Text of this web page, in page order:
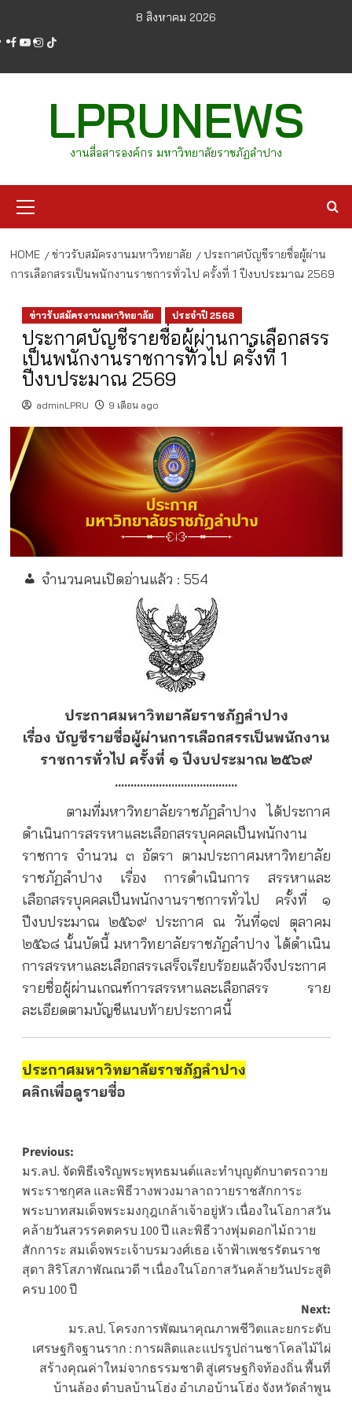
content
8 สิงหาคม 2026
facebook
youtube
instagram
tiktok
LPRUNEWS
งานสื่อสารองค์กร มหาวิทยาลัยราชภัฏลำปาง
Menu
HOME ข่าวรับสมัครงานมหาวิทยาลัย
ประกาศบัญชีรายชื่อผู้ผ่าน
การเลือกสรรเป็นพนักงานราชการทั่วไป ครั้งที่ 1 ปีงบประมาณ 2569
ข่าวรับสมัครงานมหาวิทยาลัย ประจำปี 2568
ประกาศบัญชีรายชื่อผู้ผ่านการเลือกสรร
เป็นพนักงานราชการทั่วไป ครั้งที่ 1
ปีงบประมาณ 2569
adminLPRU 9 เดือน ago
จำนวนคนเปิดอ่านแล้ว : 554
ประกาศมหาวิทยาลัยราชภัฏลำปาง
เรื่อง บัญชีรายชื่อผู้ผ่านการเลือกสรรเป็นพนักงาน
ราชการทั่วไป ครั้งที่ ๑ ปีงบประมาณ ๒๕๖๙
…………………………………
ตามที่มหาวิทยาลัยราชภัฏลำปาง ได้ประกาศ
ดำเนินการสรรหาและเลือกสรรบุคคลเป็นพนักงาน
ราชการ จำนวน ๓ อัตรา ตามประกาศมหาวิทยาลัย
ราชภัฏลำปาง เรื่อง การดำเนินการ สรรหาและ
เลือกสรรบุคคลเป็นพนักงานราชการทั่วไป ครั้งที่ ๑
ปีงบประมาณ ๒๕๖๙ ประกาศ ณ วันที่๑๗ ตุลาคม
๒๕๖๘ นั้นบัดนี้ มหาวิทยาลัยราชภัฏลำปาง ได้ดำเนิน
การสรรหาและเลือกสรรเสร็จเรียบร้อยแล้วจึงประกาศ
รายชื่อผู้ผ่านเกณฑ์การสรรหาและเลือกสรร ราย
ละเอียดตามบัญชีแนบท้ายประกาศนี้
ประกาศมหาวิทยาลัยราชภัฏลำปาง
คลิกเพื่อดูรายชื่อ
Post
navigation
Previous:
มร.ลป. จัดพิธีเจริญพระพุทธมนต์และทำบุญตักบาตรถวาย
พระราชกุศล และพิธีวางพวงมาลาถวายราชสักการะ
พระบาทสมเด็จพระมงกุฎเกล้าเจ้าอยู่หัว เนื่องในโอกาสวัน
คล้ายวันสวรรคตครบ 100 ปี และพิธีวางพุ่มดอกไม้ถวาย
สักการะ สมเด็จพระเจ้าบรมวงศ์เธอ เจ้าฟ้าเพชรรัตนราช
สุดา สิริโสภาพัณณวดี ฯ เนื่องในโอกาสวันคล้ายวันประสูติ
ครบ 100 ปี
Next:
มร.ลป. โครงการพัฒนาคุณภาพชีวิตและยกระดับ
เศรษฐกิจฐานราก : การผลิตและแปรรูปถ่านชาโคลไม้ไผ่
สร้างคุณค่าใหม่จากธรรมชาติ สู่เศรษฐกิจท้องถิ่น พื้นที่
บ้านล้อง ตําบลบ้านโฮ่ง อําเภอบ้านโฮ่ง จังหวัดลําพูน